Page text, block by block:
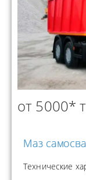
от 5000*
Маз
Технические